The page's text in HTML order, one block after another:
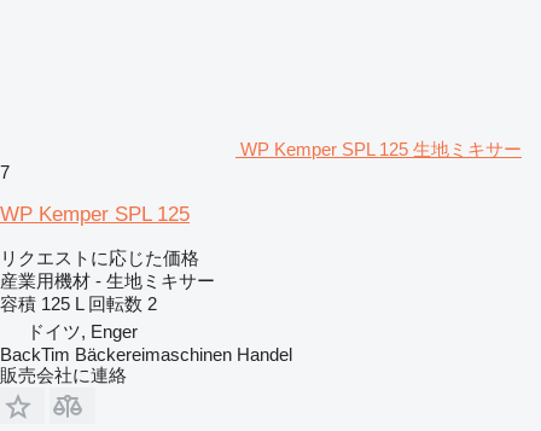
WP Kemper SPL 125 生地ミキサー
7
WP Kemper SPL 125
リクエストに応じた価格
産業用機材 - 生地ミキサー
容積 125 L 回転数 2
ドイツ, Enger
BackTim Bäckereimaschinen Handel
販売会社に連絡